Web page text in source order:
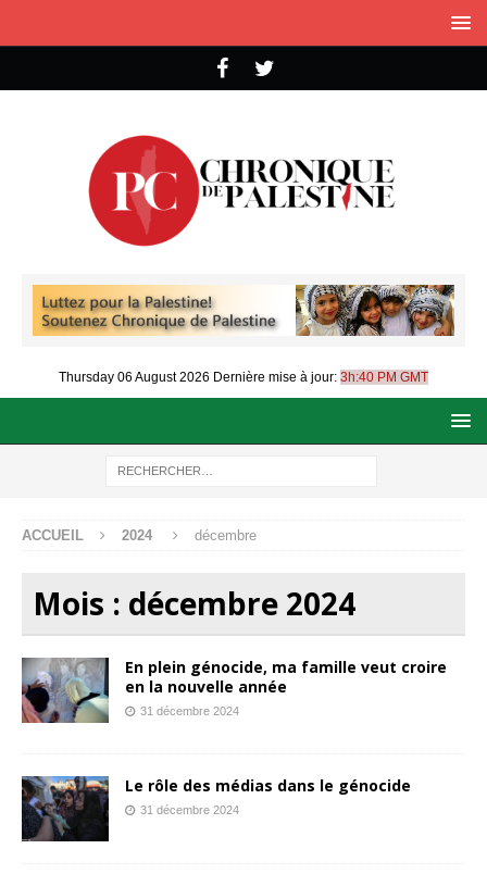
Thursday 06 August 2026 Dernière mise à jour: 3h:40 PM GMT
ACCUEIL 2024 décembre
Mois : décembre 2024
En plein génocide, ma famille veut croire
en la nouvelle année
31 décembre 2024
Le rôle des médias dans le génocide
31 décembre 2024